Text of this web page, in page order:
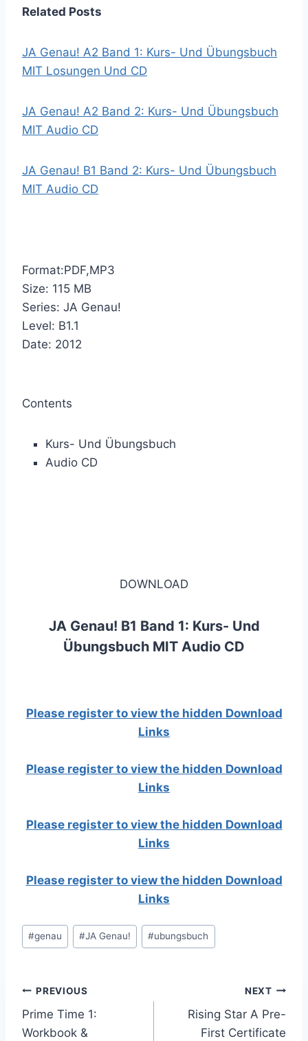
Related Posts
JA Genau! A2 Band 1: Kurs- Und Übungsbuch
MIT Losungen Und CD
JA Genau! A2 Band 2: Kurs- Und Übungsbuch
MIT Audio CD
JA Genau! B1 Band 2: Kurs- Und Übungsbuch
MIT Audio CD
Format:PDF,MP3
Size: 115 MB
Series: JA Genau!
Level: B1.1
Date: 2012
Contents
Kurs- Und Übungsbuch
Audio CD
DOWNLOAD
JA Genau! B1 Band 1: Kurs- Und
Übungsbuch MIT Audio CD
Please register to view the hidden Download
Links
Please register to view the hidden Download
Links
Please register to view the hidden Download
Links
Please register to view the hidden Download
Links
Post
Tags:
#genau #JA Genau! #ubungsbuch
Post
navigation
PREVIOUS
Prime Time 1:
Workbook &
NEXT
Rising Star A Pre-
First Certificate